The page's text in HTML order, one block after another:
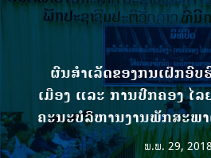
ຜົນສຳເລັດຂອງກນເຝິກອົ
ເມືອງ ແລະ ການປົກຄອງ ໄ
ຄະນະບໍລິຫານງານພັກສະພ
ພ.ພ. 29, 2018